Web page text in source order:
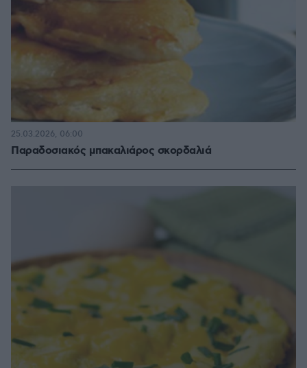
Παραδοσιακός μπακαλιάρος σκορδαλιά
25.03.2026, 06:00